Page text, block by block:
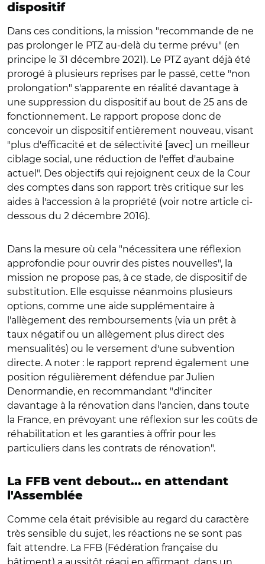
dispositif
Dans ces conditions, la mission "recommande de ne
pas prolonger le PTZ au-delà du terme prévu" (en
principe le 31 décembre 2021). Le PTZ ayant déjà été
prorogé à plusieurs reprises par le passé, cette "non
prolongation" s'apparente en réalité davantage à
une suppression du dispositif au bout de 25 ans de
fonctionnement. Le rapport propose donc de
concevoir un dispositif entièrement nouveau, visant
"plus d'efficacité et de sélectivité [avec] un meilleur
ciblage social, une réduction de l'effet d'aubaine
actuel". Des objectifs qui rejoignent ceux de la Cour
des comptes dans son rapport très critique sur les
aides à l'accession à la propriété (voir notre article ci-
dessous du 2 décembre 2016).
Dans la mesure où cela "nécessitera une réflexion
approfondie pour ouvrir des pistes nouvelles", la
mission ne propose pas, à ce stade, de dispositif de
substitution. Elle esquisse néanmoins plusieurs
options, comme une aide supplémentaire à
l'allègement des remboursements (via un prêt à
taux négatif ou un allègement plus direct des
mensualités) ou le versement d'une subvention
directe. A noter : le rapport reprend également une
position régulièrement défendue par Julien
Denormandie, en recommandant "d'inciter
davantage à la rénovation dans l'ancien, dans toute
la France, en prévoyant une réflexion sur les coûts de
réhabilitation et les garanties à offrir pour les
particuliers dans les contrats de rénovation".
La FFB vent debout... en attendant
l'Assemblée
Comme cela était prévisible au regard du caractère
très sensible du sujet, les réactions ne se sont pas
fait attendre. La FFB (Fédération française du
bâtiment) a aussitôt réagi en affirmant, dans un